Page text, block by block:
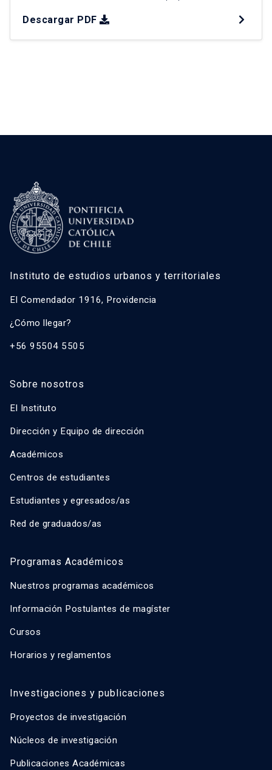
intervención urbana (PIU) “¿Otra ciudad es
posible?”, como una propuesta de planificación
Descargar PDF
Instituto de estudios urbanos y territoriales
El Comendador 1916, Providencia
¿Cómo llegar?
+56 95504 5505
Sobre nosotros
El Instituto
Dirección y Equipo de dirección
Académicos
Centros de estudiantes
Estudiantes y egresados/as
Red de graduados/as
Programas Académicos
Nuestros programas académicos
Información Postulantes de magíster
Cursos
Horarios y reglamentos
Investigaciones y publicaciones
Proyectos de investigación
Núcleos de investigación
Publicaciones Académicas